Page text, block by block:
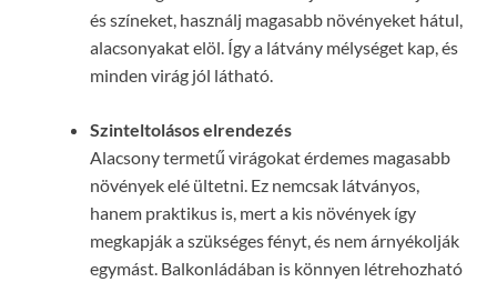
és színeket, használj magasabb növényeket hátul,
alacsonyakat elöl. Így a látvány mélységet kap, és
minden virág jól látható.
Szinteltolásos elrendezés
Alacsony termetű virágokat érdemes magasabb
növények elé ültetni. Ez nemcsak látványos,
hanem praktikus is, mert a kis növények így
megkapják a szükséges fényt, és nem árnyékolják
egymást. Balkonládában is könnyen létrehozható